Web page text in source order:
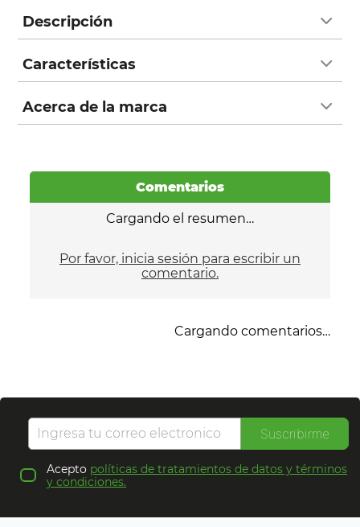
Descripción
Características
Acerca de la marca
Comentarios
Cargando el resumen…
Por favor, inicia sesión para escribir un
comentario.
Cargando comentarios…
Suscribirme
Acepto políticas de tratamientos de datos y términos
y condiciones.